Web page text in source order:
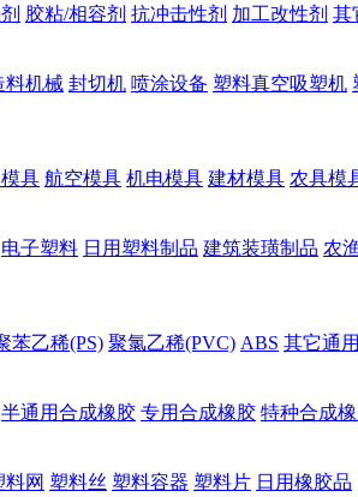
胶粘/相容剂 抗冲击性剂 加工改性剂 其
料机械 封切机 喷涂设备 塑料真空吸塑机
具 航空模具 机电模具 建材模具 农具模
电子塑料 日用塑料制品 建筑装璜制品 农
苯乙稀(PS) 聚氯乙稀(PVC) ABS 其它通
半通用合成橡胶 专用合成橡胶 特种合成
料网 塑料丝 塑料容器 塑料片 日用橡胶品